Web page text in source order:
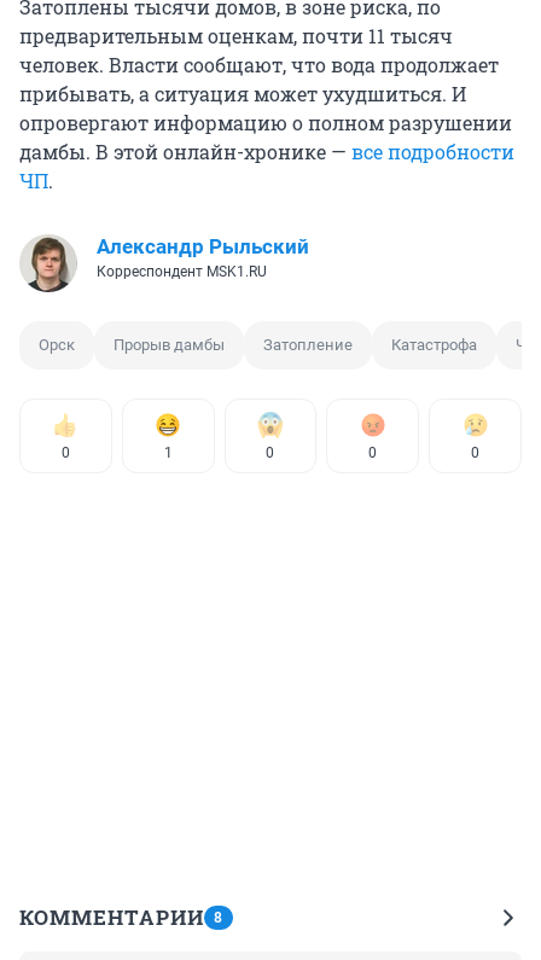
Затоплены тысячи домов, в зоне риска, по
предварительным оценкам, почти 11 тысяч
человек. Власти сообщают, что вода продолжает
прибывать, а ситуация может ухудшиться. И
опровергают информацию о полном разрушении
дамбы. В этой онлайн-хронике — все подробности
ЧП.
Александр Рыльский
Корреспондент MSK1.RU
Орск Прорыв дамбы Затопление Катастрофа ЧП
0 1 0 0 0
КОММЕНТАРИИ 8